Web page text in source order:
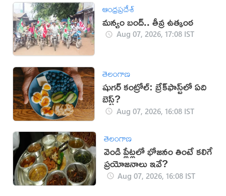
ఆంధ్రప్రదేశ్
మన్యం బంద్.. తీవ్ర ఉత్కంఠ
Aug 07, 2026, 17:08 IST
తెలంగాణ
షుగర్ కంట్రోల్: బ్రేక్‌ఫాస్ట్‌లో ఏది
బెస్ట్?
Aug 07, 2026, 16:08 IST
తెలంగాణ
వెండి ప్లేట్లలో భోజనం తింటే కలిగే
ప్రయోజనాలు ఇవే?
Aug 07, 2026, 16:08 IST